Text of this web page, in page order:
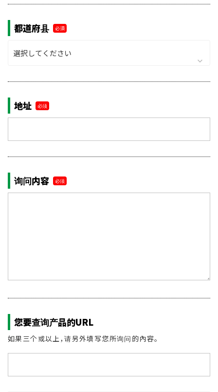
都道府县 必須
keyboard_arrow_down
地址 必须
询问内容 必须
您要查询产品的URL
如果三个或以上，请另外填写您所询问的內容。